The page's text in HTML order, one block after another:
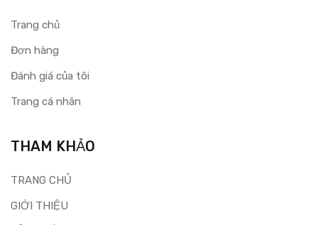
Trang chủ
Đơn hàng
Đánh giá của tôi
Trang cá nhân
THAM KHẢO
TRANG CHỦ
GIỚI THIỆU